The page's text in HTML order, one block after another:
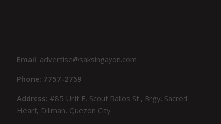
Email: advertise@saksingayon.com
Phone: 7757-2769
Address:#85 Unit F, Scout Rallos St., Brgy. Sacred
Heart, Diliman, Quezon City